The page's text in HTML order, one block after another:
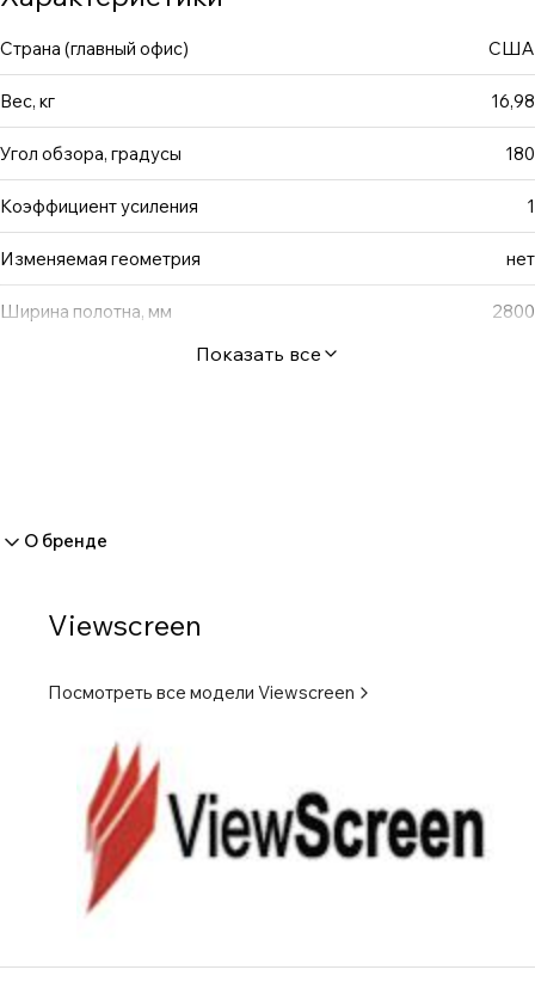
быструю сборку. В комплект поставки входят настенные
крепления.
Страна (главный офис) США
Вес, кг 16,98
Угол обзора, градусы 180
Коэффициент усиления 1
Изменяемая геометрия нет
Ширина полотна, мм 2800
Показать все
О бренде
Viewscreen
Посмотреть все модели Viewscreen